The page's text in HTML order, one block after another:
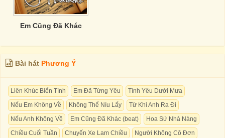
Em Cũng Đã Khác
Bài hát Phương Ý
Liên Khúc Biển Tình Em Đã Từng Yêu
Tình Yêu Dưới Mưa
Nếu Em Không Về
Không Thể Níu Lấy
Từ Khi Anh Ra Đi
Nếu Anh Không Về
Em Cũng Đã Khác (beat)
Hoa Sứ Nhà Nàng
Chiều Cuối Tuần
Chuyến Xe Lam Chiều
Người Không Cô Đơn